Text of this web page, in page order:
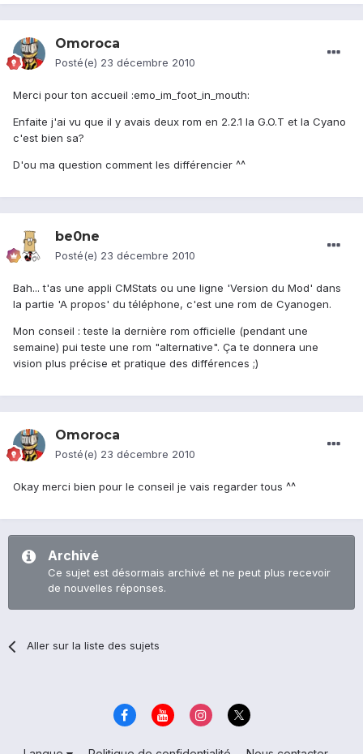
Omoroca
Posté(e) 23 décembre 2010
Merci pour ton accueil :emo_im_foot_in_mouth:
Enfaite j'ai vu que il y avais deux rom en 2.2.1 la G.O.T et la Cyano
c'est bien sa?
D'ou ma question comment les différencier ^^
be0ne
Posté(e) 23 décembre 2010
Bah... t'as une appli CMStats ou une ligne 'Version du Mod' dans
la partie 'A propos' du téléphone, c'est une rom de Cyanogen.
Mon conseil : teste la dernière rom officielle (pendant une
semaine) pui teste une rom "alternative". Ça te donnera une
vision plus précise et pratique des différences ;)
Omoroca
Posté(e) 23 décembre 2010
Okay merci bien pour le conseil je vais regarder tous ^^
Archivé
Ce sujet est désormais archivé et ne peut plus recevoir
de nouvelles réponses.
Aller sur la liste des sujets